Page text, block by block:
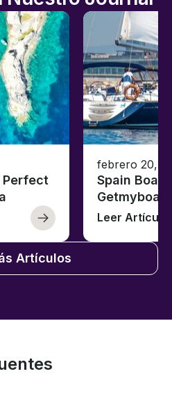
Perfect
febrero 20,
Spain
Getmyboat
Leer Artículo
Artículos